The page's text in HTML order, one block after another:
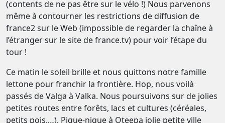
(contents de ne pas être sur le vélo !) Nous parvenons
même à contourner les restrictions de diffusion de
france2 sur le Web (impossible de regarder la chaîne à
l’étranger sur le site de france.tv) pour voir l’étape du
tour !
Ce matin le soleil brille et nous quittons notre famille
lettone pour franchir la frontière. Hop, nous voilà
passés de Valga à Valka. Nous poursuivons sur de jolies
petites routes entre forêts, lacs et cultures (céréales,
petits pois,…). Pique-nique à Oteepa jolie petite ville